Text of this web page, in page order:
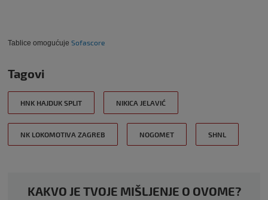
Tablice omogućuje Sofascore
Tagovi
HNK HAJDUK SPLIT NIKICA JELAVIĆ
NK LOKOMOTIVA ZAGREB NOGOMET SHNL
KAKVO JE TVOJE MIŠLJENJE O OVOME?